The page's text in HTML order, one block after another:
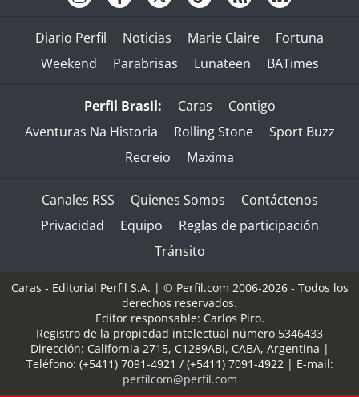
Diario Perfil Noticias Marie Claire
Fortuna
Weekend
Parabrisas Lunateen BATimes
Perfil Brasil: Caras
Contigo
Aventuras Na Historia
Rolling Stone
Sport Buzz
Recreio
Maxima
Canales RSS Quienes Somos
Contáctenos
Privacidad
Equipo
Reglas de participación
Tránsito
Caras - Editorial Perfil S.A. | © Perfil.com 2006-2026 - Todos los
derechos reservados.
Editor responsable: Carlos Piro.
Registro de la propiedad intelectual número 5346433
Dirección: California 2715, C1289ABI, CABA, Argentina |
Teléfono: (+5411) 7091-4921 / (+5411) 7091-4922| E-mail:
perfilcom@perfil.com